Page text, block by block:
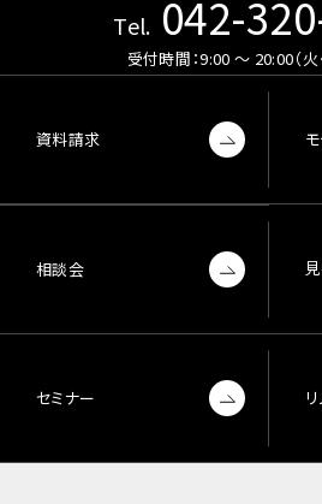
Tel. 042-
受付時間：9:00 〜 20:00（火
資料請求
相談会
セミナー